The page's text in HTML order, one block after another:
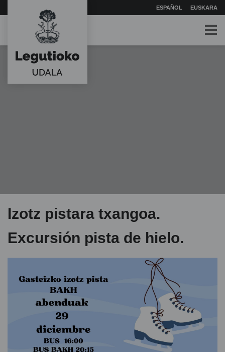
ESPAÑOL EUSKARA
Izotz pistara txangoa.
Excursión pista de hielo.